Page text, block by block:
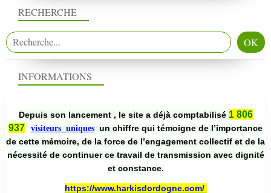
RECHERCHE
INFORMATIONS
Depuis son lancement , le site a déjà comptabilisé 1 806
937
visiteurs uniques un chiffre qui témoigne de l’importance
de cette mémoire, de la force de l’engagement collectif et de la
nécessité de continuer ce travail de transmission avec dignité
et constance.
https://www.harkisdordogne.com/